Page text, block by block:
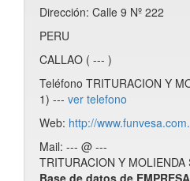
Dirección: Calle 9 Nº 222
PERU
CALLAO ( --- )
Teléfono TRITURACION Y
1) --- ver telefono
Web: http://
Mail: --- @ ---
TRITURACION Y
Base de datos de